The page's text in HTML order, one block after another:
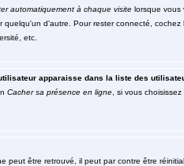
automatiquement à chaque visitelorsque vous
d'autre. Pour rester connecté,
etc.
apparaisse dans la liste des
Cacher sa présence en ligne, si vous choisissez
peut être retrouvé, il peut par contre être